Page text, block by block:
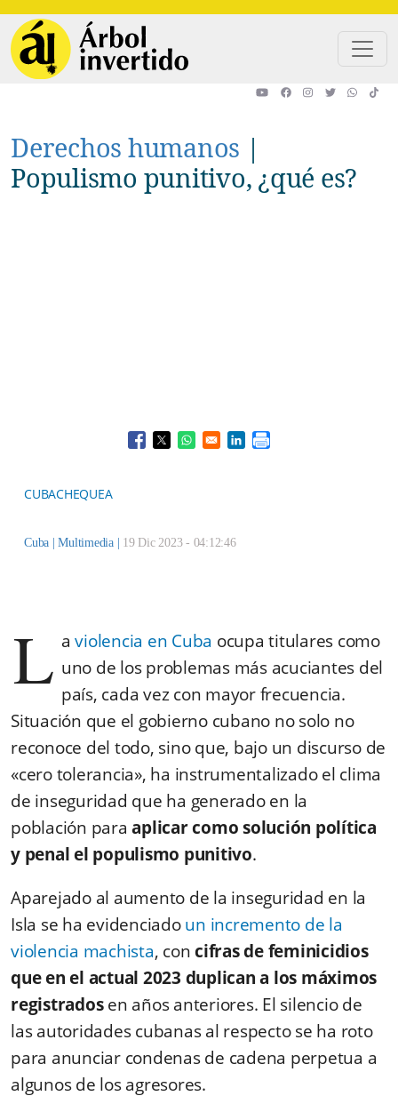
Derechos humanos |
Populismo punitivo, ¿qué es?
Opens in a new window
Opens in a new window
Opens in a new window
Opens in a new window
CUBACHEQUEA
Cuba |Multimedia 19 Dic 2023 - 04:12:46
L aviolencia en Cuba ocupa titulares como
uno de los problemas más acuciantes del
país, cada vez con mayor frecuencia.
Situación que el gobierno cubano no solo no
reconoce del todo, sino que, bajo un discurso de
«cero tolerancia», ha instrumentalizado el clima
de inseguridad que ha generado en la
población paraaplicar como solución política
y penal el populismo punitivo.
Aparejado al aumento de la inseguridad en la
Isla se ha evidenciadoun incremento de la
violencia machista, concifras de feminicidios
que en el actual 2023 duplican a los máximos
registradosen años anteriores. El silencio de
las autoridades cubanas al respecto se ha roto
para anunciar condenas de cadena perpetua a
algunos de los agresores.